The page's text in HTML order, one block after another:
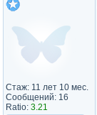
Стаж: 11 лет 10 мес.
Сообщений: 16
Ratio: 3.21